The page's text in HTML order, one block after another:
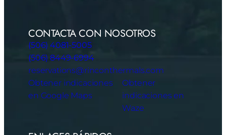
CONTACTA CON NOSOTROS
(506) 4081-5005
(506) 8449-6994
reservations@rinconthermals.com
Obtener indicaciones
en Google Maps
Obtener
indicaciones en
Waze